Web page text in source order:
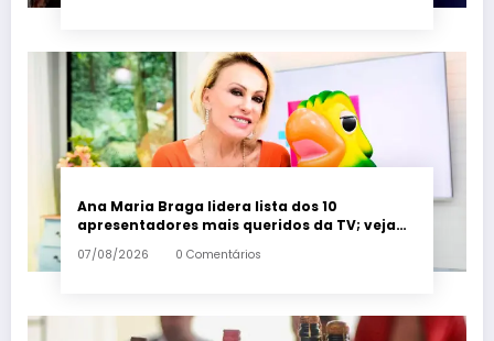
Ana Maria Braga lidera lista dos 10
apresentadores mais queridos da TV; veja
ranking – Em Dia ES
07/08/2026 0 Comentários